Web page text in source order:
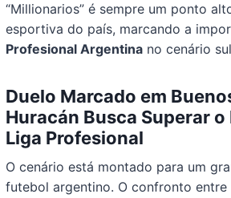
“Millionarios” é sempre um ponto
esportiva do país, marcando a
Profesional Argentina no cenário
Duelo Marcado em
Huracán Busca Superar o
Liga Profesional
O cenário está montado para um
futebol argentino. O confronto entre